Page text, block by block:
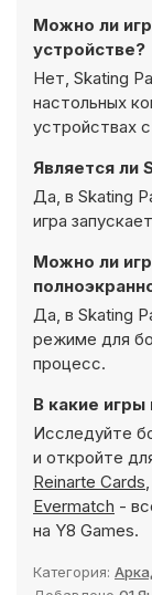
Можно ли
устройстве?
Нет, Skating
настольных
устройствах
Является ли
Да, в Skating
игра
Можно ли
Да, в Skating
режиме для
процесс.
В какие
Исследуйте
и откройте
Reinarte Cards,
Evermatch -
на Y8 Games.
Категория: